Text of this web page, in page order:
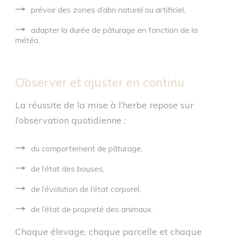
prévoir des zones d’abri naturel ou artificiel,
adapter la durée de pâturage en fonction de la
météo.
Observer et ajuster en continu
La réussite de la mise à l’herbe repose sur
l’observation quotidienne :
du comportement de pâturage,
de l’état des bouses,
de l’évolution de l’état corporel,
de l’état de propreté des animaux.
Chaque élevage, chaque parcelle et chaque